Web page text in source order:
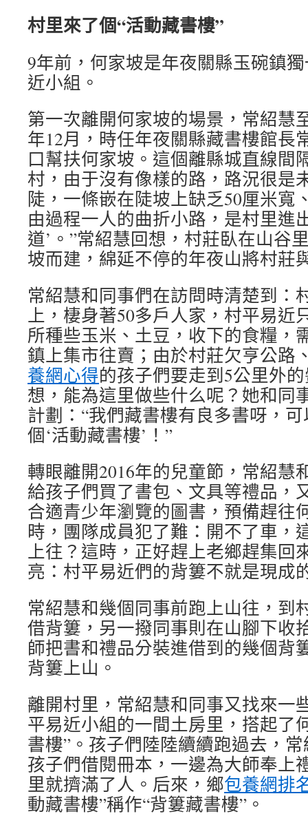
村里來了個“活動藏書樓”
9年前，何家坡是年夜關縣玉碗鎮
近小組。
第一次離開何家坡的場景，常紹慧
年12月，時任年夜關縣藏書樓館長
口幫扶何家坡。這個離縣城直線間
村，由于沒有像樣的路，路況很是
陡，一條嵌在陡坡上缺乏50厘米寬
由過程一人的曲折小路，是村里進
道’。”常紹慧回想，村莊臥在山谷
坡而建，綿延不停的年夜山將村莊
常紹慧和同事們在訪問時清楚到：
上，棲身著50多戶人家，村平易近
所種些玉米、土豆，收下的食糧，
鎮上集市往賣；由於村莊欠亨公路
養網心得的孩子們要走到5公里外
想，能為這里做些什么呢？她和同
計劃：“我們藏書樓有良多書呀，
個‘活動藏書樓’！”
轉眼離開2016年的兒童節，常紹慧
給孩子們買了書包、文具等禮品，
合適青少年瀏覽的圖書，預備趕往
時，團隊成員犯了難：開不了車，
上往？這時，正好趕上老鄉趕集回
亮：村平易近們的背簍不就是現成
常紹慧和幾個同事前跑上山往，到
借背簍，另一撥同事則在山腳下收
師把書和禮品分裝進借到的幾個背
背簍上山。
離開村里，常紹慧和同事又找來一
平易近小組的一間土房里，搭起了
書樓”。孩子們陸陸續續跑過去，
孩子們借閱冊本，一邊為大師奉上
里就擠滿了人。后來，鄉包養網排
動藏書樓”稱作“背簍藏書樓”。